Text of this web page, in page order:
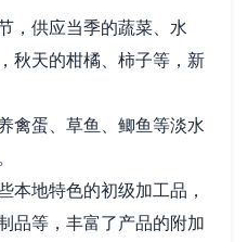
，供应当季的蔬菜、水
秋天的柑橘、柿子等，新
禽蛋、草鱼、鲫鱼等淡水
本地特色的初级加工品，
品等，丰富了产品的附加